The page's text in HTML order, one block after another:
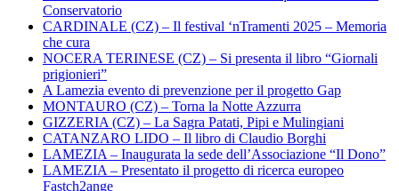
Conservatorio
CARDINALE (CZ) – Il festival ‘nTramenti 2025 – Memoria
che cura
NOCERA TERINESE (CZ) – Si presenta il libro “Giornali
prigionieri”
A Lamezia evento di prevenzione per il progetto Gap
MONTAURO (CZ) – Torna la Notte Azzurra
GIZZERIA (CZ) – La Sagra Patati, Pipi e Mulingiani
CATANZARO LIDO – Il libro di Claudio Borghi
LAMEZIA – Inaugurata la sede dell’Associazione “Il Dono”
LAMEZIA – Presentato il progetto di ricerca europeo
Fastch2ange